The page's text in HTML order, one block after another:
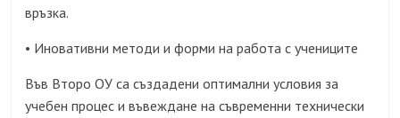
връзка.
• Иновативни методи и форми на работа с учениците
Във Второ ОУ са създадени оптимални условия за
учебен процес и въвеждане на съвременни технически